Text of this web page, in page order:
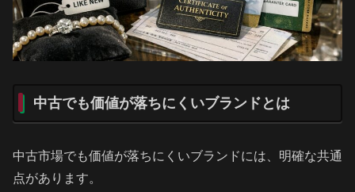
中古でも価値が落ちにくいブランドとは
中古市場でも価値が落ちにくいブランドには、明確な共通
点があります。